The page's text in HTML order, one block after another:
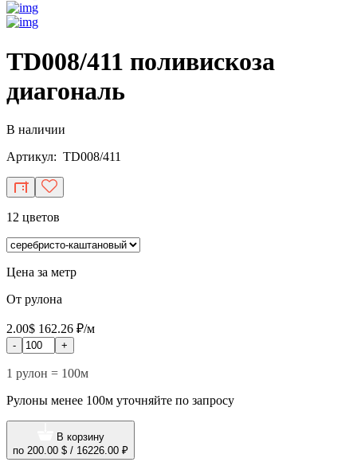
TD008/411 поливискоза
диагональ
В наличии
Артикул: TD008/411
12 цветов
Цена за метр
От рулона
2.00$ 162.26 ₽/м
- +
1 рулон = 100м
Рулоны менее 100м уточняйте по запросу
В корзину
по 200.00 $ / 16226.00 ₽